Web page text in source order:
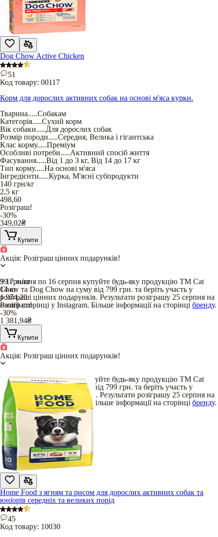
Dog Chow Active Chicken
51
Код товару: 00117
Корм для дорослих активних собак на основі м'яса курки.
Тварина.....Собакам
Категорія.....Сухий корм
Вік собаки.....Для дорослих собак
Розмір породи.....Середня, Велика і гігантська
Клас корму.....Преміум
Особливі потреби.....Активний спосіб життя
Фасування.....Від 1 до 3 кг, Від 14 до 17 кг
Тип корму.....На основі м'яса
Інгредієнти.....Курка, М'ясні субпродукти
140 грн/кг
2,5 кг
498,60
Розіграш!
-30%
349,02₴
Купити
Акція: Розіграш цінних подарунків!
З 17 липня по 16 серпня купуйте будь-яку продукцію TM Cat
Chow та Dog Chow на суму від 799 грн. та беріть участь у
розіграші цінних подарунків. Результати розіграшу 25 серпня на
нашій сторінці у Instagram. Більше інформації на сторінці бренду.
99грн/кг
14 кг
1 974,20
Розіграш!
-30%
1 381,94₴
Купити
Акція: Розіграш цінних подарунків!
З 17 липня по 16 серпня купуйте будь-яку продукцію TM Cat
Chow та Dog Chow на суму від 799 грн. та беріть участь у
розіграші цінних подарунків. Результати розіграшу 25 серпня на
нашій сторінці у Instagram. Більше інформації на сторінці бренду.
Home Food з ягням та рисом для дорослих активних собак та
юніорів середніх та великих порід
45
Код товару: 10030